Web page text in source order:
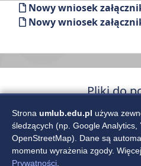
Nowy wniosek
Nowy wniosek
Pliki do
Wniosek o
Sprawozdanie z
Strona umlub.edu.pl używa
śledzących (np. Google Analytics,
OpenStreetMap). Dane są
momentu wyrażenia zgody.
Prywatności